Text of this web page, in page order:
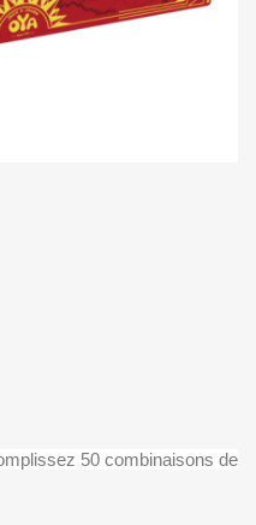
50 combinaisons de